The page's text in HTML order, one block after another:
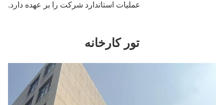
عملیات استاندارد شرکت را بر عهده دارد.
تور کارخانه